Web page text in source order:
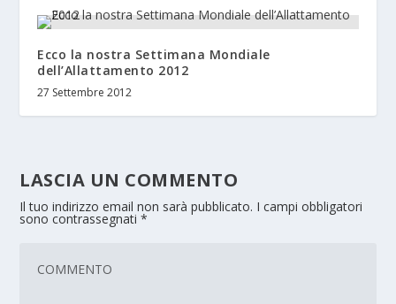
Ecco la nostra Settimana Mondiale
dell’Allattamento 2012
27 Settembre 2012
LASCIA UN COMMENTO
Il tuo indirizzo email non sarà pubblicato. I campi obbligatori
sono contrassegnati*